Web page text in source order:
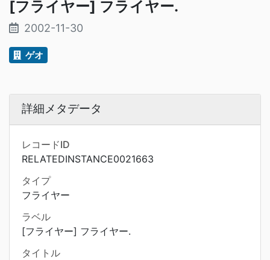
[フライヤー] フライヤー.
2002-11-30
ゲオ
詳細メタデータ
レコードID
RELATEDINSTANCE0021663
タイプ
フライヤー
ラベル
[フライヤー] フライヤー.
タイトル